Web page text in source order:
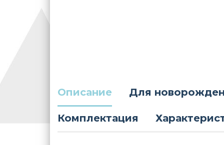
Описание Для
Комплектация